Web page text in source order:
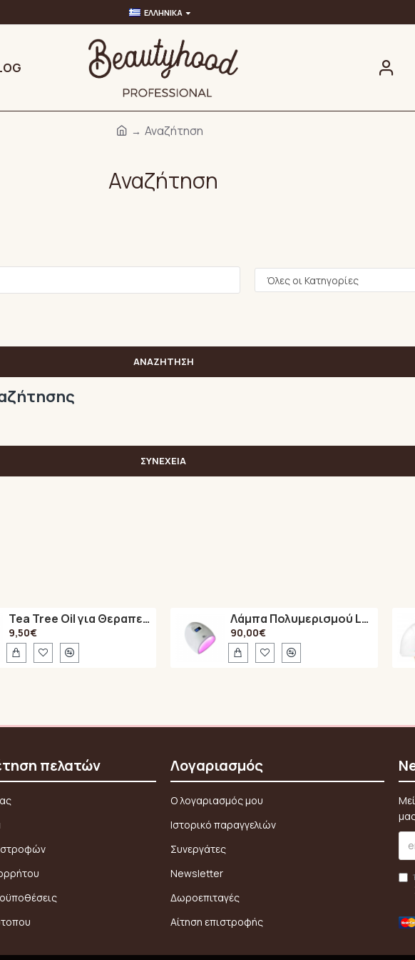
ΕΛΛΗΝΙΚΆ
Αναζήτηση
Αναζήτηση
ΑΝΑΖΉΤΗΣΗ
ΣΥΝΈΧΕΙΑ
Tea Tree Oil για Θεραπεία των Μυκητών στα Νύχια 15ml
9,50€
Λάμπα Πολυμερισμού LED A6
90,00€
πελατών Λογαριασμός
Ο λογαριασμός μου
Ιστορικό παραγγελιών
Συνεργάτες
Newsletter
Δωροεπιταγές
Αίτηση επιστροφής